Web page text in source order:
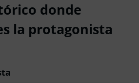
donde
la protagonista